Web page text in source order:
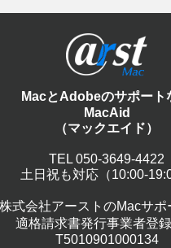
MacとAdobeのサポート
MacAid
（マックエイド）
TEL 050-3649-4422
土日祝も対応（10:00-
式会社アーストのMacサ
適格請求書発行事業者登
T5010901000134